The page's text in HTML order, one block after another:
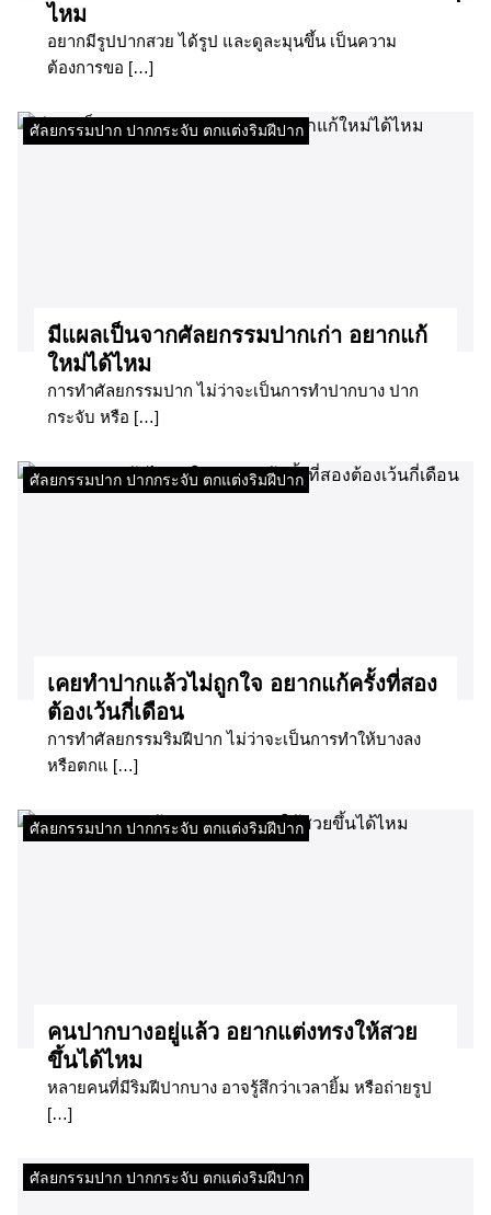
ไหม
อยากมีรูปปากสวย ได้รูป และดูละมุนขึ้น เป็นความ
ต้องการขอ […]
ศัลยกรรมปาก ปากกระจับ ตกแต่งริมฝีปาก
มีแผลเป็นจากศัลยกรรมปากเก่า อยากแก้
ใหม่ได้ไหม
การทำศัลยกรรมปาก ไม่ว่าจะเป็นการทำปากบาง ปาก
กระจับ หรือ […]
ศัลยกรรมปาก ปากกระจับ ตกแต่งริมฝีปาก
เคยทำปากแล้วไม่ถูกใจ อยากแก้ครั้งที่สอง
ต้องเว้นกี่เดือน
การทำศัลยกรรมริมฝีปาก ไม่ว่าจะเป็นการทำให้บางลง
หรือตกแ […]
ศัลยกรรมปาก ปากกระจับ ตกแต่งริมฝีปาก
คนปากบางอยู่แล้ว อยากแต่งทรงให้สวย
ขึ้นได้ไหม
หลายคนที่มีริมฝีปากบาง อาจรู้สึกว่าเวลายิ้ม หรือถ่ายรูป
[…]
ศัลยกรรมปาก ปากกระจับ ตกแต่งริมฝีปาก